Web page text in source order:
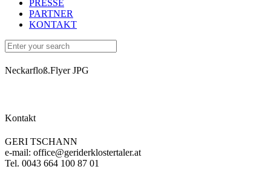
PRESSE
PARTNER
KONTAKT
Neckarfloß.Flyer JPG
Kontakt
GERI TSCHANN
e-mail: office@geriderklostertaler.at
Tel. 0043 664 100 87 01